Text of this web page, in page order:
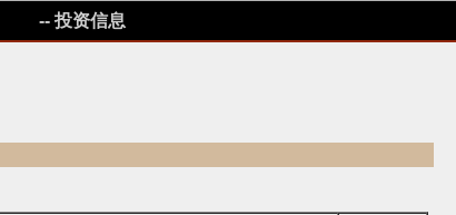
-- 投资信息